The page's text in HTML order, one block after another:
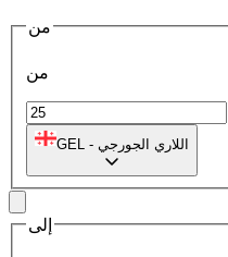
من
من
GEL - اللاري الجورجي
إلى